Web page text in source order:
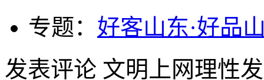
专题： 好客山东·好品
发表评论 文明上网理性